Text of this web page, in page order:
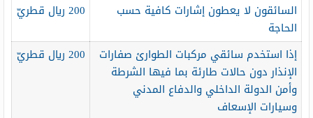
السائقون لا يعطون إشارات كافية حسب
الحاجة
200 ريال قطريّ
إذا استخدم سائقي مركبات الطوارئ صفارات
الإنذار دون حالات طارئة بما فيها الشرطة
وأمن الدولة الداخلي والدفاع المدني
وسيارات الإسعاف
200 ريال قطريّ